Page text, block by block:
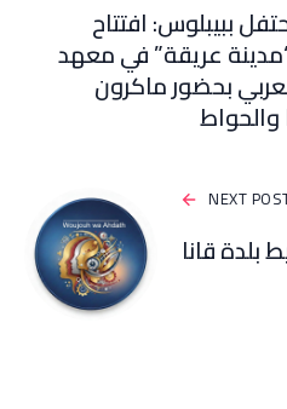
ببيبلوس: افتتاح
عريقة” في معهد
بحضور ماكرون
NEXT
قانا